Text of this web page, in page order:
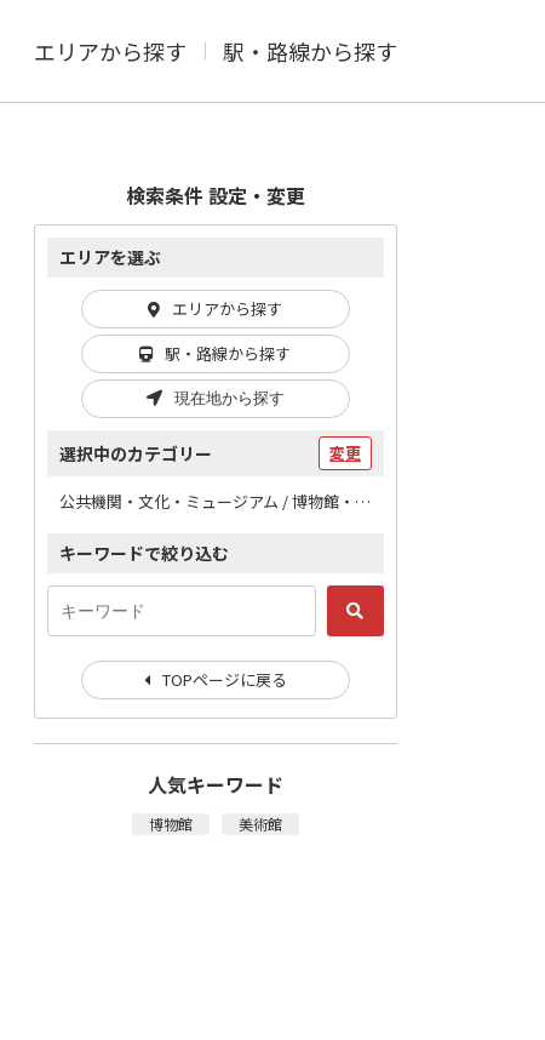
エリアから探す 駅・路線から探す
検索条件 設定・変更
エリアを選ぶ
エリアから探す
駅・路線から探す
現在地から探す
選択中のカテゴリー 変更
公共機関・文化・ミュージアム / 博物館・美術館
キーワードで絞り込む
TOPページに戻る
人気キーワード
博物館 美術館